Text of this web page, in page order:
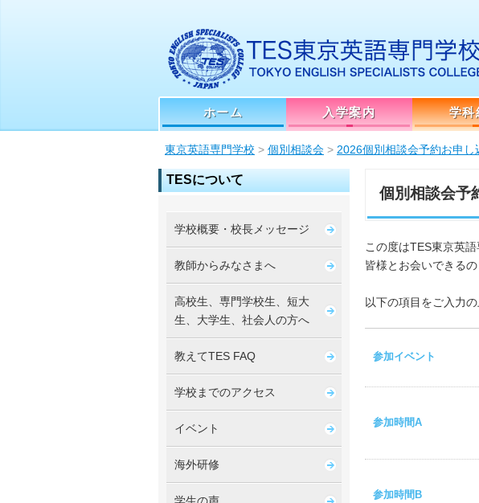
ホーム 入学案内 学科
東京英語専門学校 > 個別相談会 > 2026個別相談会予約お申し
個別相談会予
この度はTES東京英
皆様とお会いできる
以下の項目をご入力
参加イベント
参加時間A
参加時間B
TESについて
学校概要・校長メッセージ
教師からみなさまへ
高校生、専門学校生、短大
生、大学生、社会人の方へ
教えてTES FAQ
学校までのアクセス
イベント
海外研修